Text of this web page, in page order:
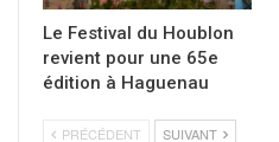
Le Festival du Houblon
revient pour une 65e
édition à Haguenau
PRÉCÉDENT SUIVANT